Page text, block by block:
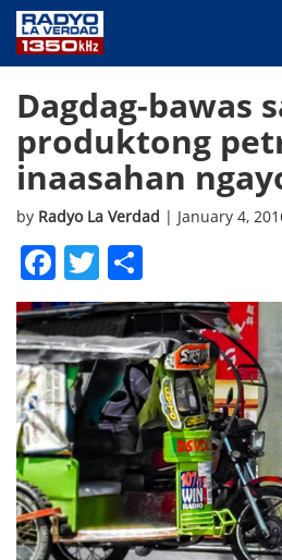
PUBLIC SERVICE
ANNOUNCEMENTS
PROGRAMS
ABOUT
Dagdag-bawas
produktong
inaasahan
by Radyo La Verdad | January 4,
Facebook
Twitter